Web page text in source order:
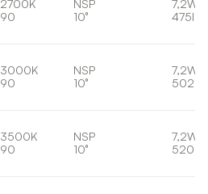
2700K
90
NSP
10°
7,2W
475lm
3000K
90
NSP
10°
7,2W
502lm
3500K
90
NSP
10°
7,2W
520lm